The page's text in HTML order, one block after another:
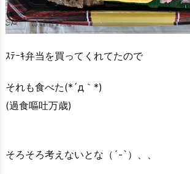
ｽﾃｰｷ弁当を買ってくれてたので
それも食べた(*´д｀*)
(過食嘔吐万歳)
そろそろ考えないとな（´-`）、、